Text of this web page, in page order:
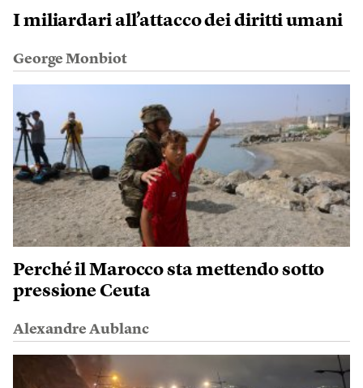
I miliardari all’attacco dei diritti umani
George Monbiot
Perché il Marocco sta mettendo sotto
pressione Ceuta
Alexandre Aublanc